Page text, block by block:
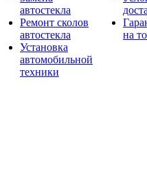
автостекла
Ремонт сколов
автостекла
Установка
автомобильной
техники
на